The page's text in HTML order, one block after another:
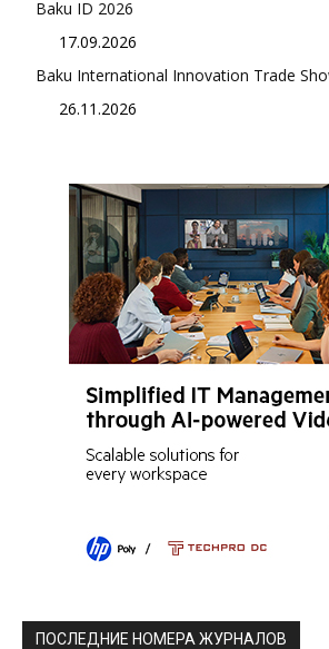
Baku ID 2026
17.09.2026
Baku International Innovation Trade
26.11.2026
ПОСЛЕДНИЕ НОМЕРА ЖУРНАЛОВ